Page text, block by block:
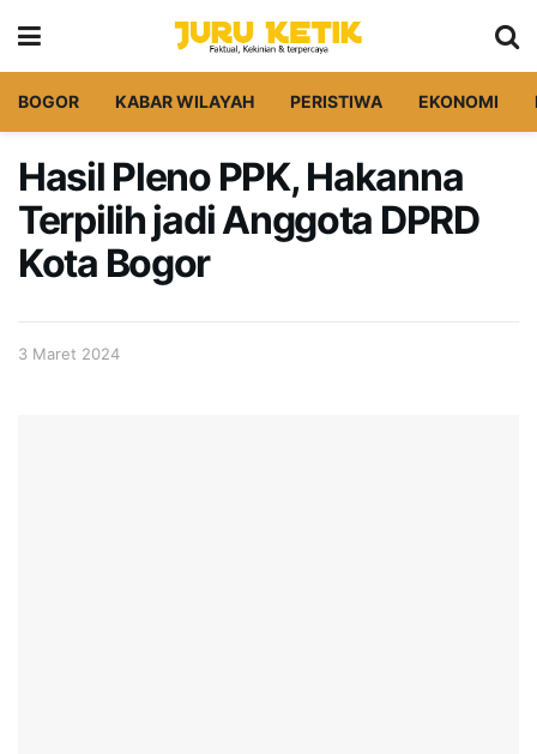
BOGOR KABAR WILAYAH PERISTIWA EKONOMI
Hasil Pleno PPK, Hakanna
Terpilih jadi Anggota DPRD
Kota Bogor
3 Maret 2024